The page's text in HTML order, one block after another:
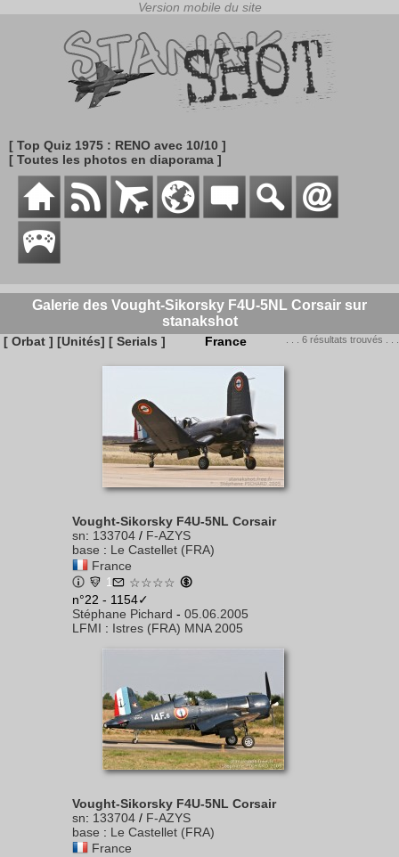
[ Top Quiz 1975 : RENO avec 10/10 ]
[ Toutes les photos en diaporama ]
Galerie des Vought-Sikorsky F4U-5NL Corsair sur
stanakshot
[ Orbat ] [Unités] [ Serials ] France . . . 6 résultats trouvés . . .
Vought-Sikorsky F4U-5NL Corsair
sn: 133704 / F-AZYS
base : Le Castellet (FRA)
France
1
☆☆☆☆
n°22 - 1154✓
Stéphane Pichard - 05.06.2005
LFMI : Istres (FRA) MNA 2005
Vought-Sikorsky F4U-5NL Corsair
sn: 133704 / F-AZYS
base : Le Castellet (FRA)
France